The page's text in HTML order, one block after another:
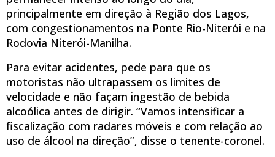
principalmente em direção à Região dos Lagos,
com congestionamentos na Ponte Rio-Niterói e na
Rodovia Niterói-Manilha.
Para evitar acidentes, pede para que os
motoristas não ultrapassem os limites de
velocidade e não façam ingestão de bebida
alcoólica antes de dirigir. “Vamos intensificar a
fiscalização com radares móveis e com relação ao
uso de álcool na direção”, disse o tenente-coronel.